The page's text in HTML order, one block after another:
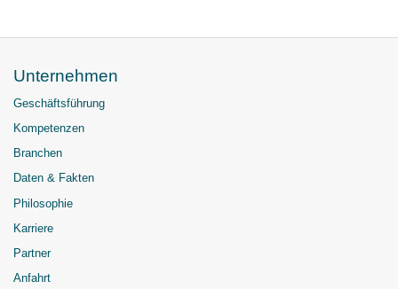
Unternehmen
Geschäftsführung
Kompetenzen
Branchen
Daten & Fakten
Philosophie
Karriere
Partner
Anfahrt